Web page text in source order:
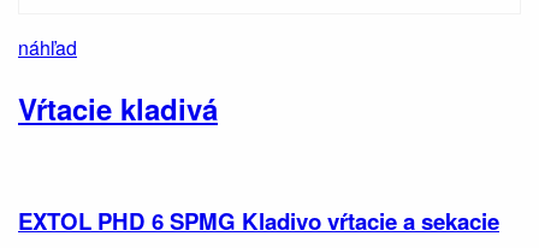
náhľad
Vŕtacie kladivá
EXTOL PHD 6 SPMG Kladivo vŕtacie a sekacie